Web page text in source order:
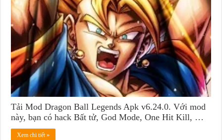
Tải Mod Dragon Ball Legends Apk v6.24.0. Với mod
này, bạn có hack Bất tử, God Mode, One Hit Kill, …
Xem chi tiết »